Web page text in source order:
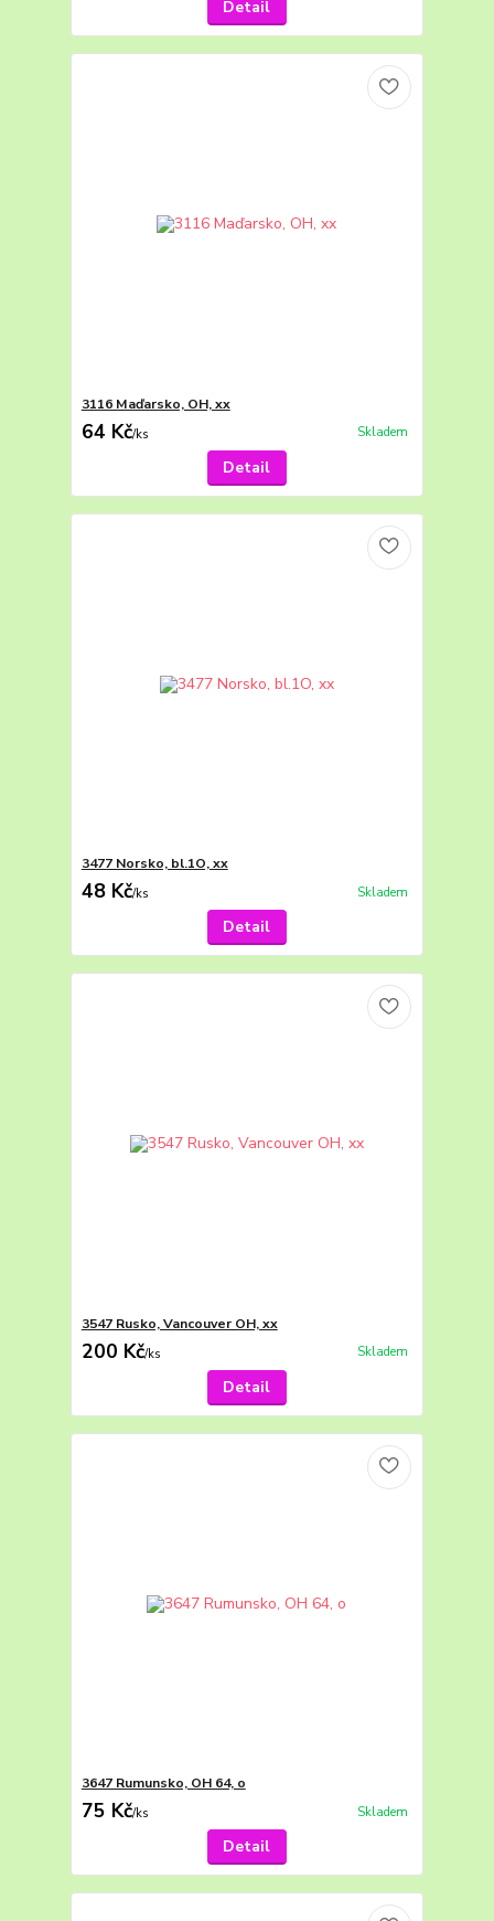
Detail
3116 Maďarsko, OH, xx
64 Kč/ks Skladem
Detail
3477 Norsko, bl.1O, xx
48 Kč/ks Skladem
Detail
3547 Rusko, Vancouver OH, xx
200 Kč/ks Skladem
Detail
3647 Rumunsko, OH 64, o
75 Kč/ks Skladem
Detail